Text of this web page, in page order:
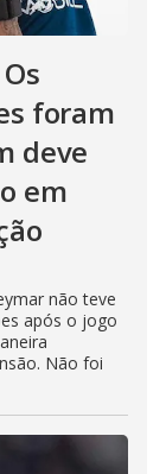
foram
deve
em
não teve
após o jogo
Não foi